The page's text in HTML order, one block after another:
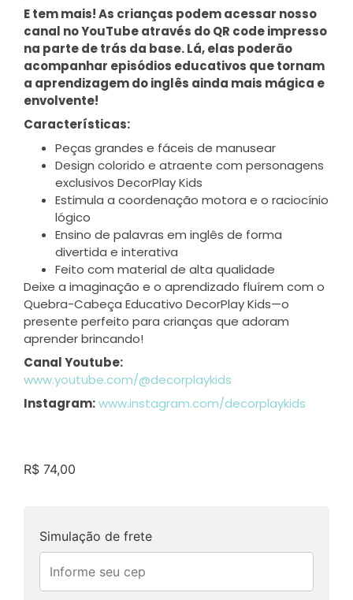
E tem mais! As crianças podem acessar nosso
canal no YouTube através do QR code impresso
na parte de trás da base. Lá, elas poderão
acompanhar episódios educativos que tornam
a aprendizagem do inglês ainda mais mágica e
envolvente!
Características:
Peças grandes e fáceis de manusear
Design colorido e atraente com personagens
exclusivos DecorPlay Kids
Estimula a coordenação motora e o raciocínio
lógico
Ensino de palavras em inglês de forma
divertida e interativa
Feito com material de alta qualidade
Deixe a imaginação e o aprendizado fluírem com o
Quebra-Cabeça Educativo DecorPlay Kids—o
presente perfeito para crianças que adoram
aprender brincando!
Canal Youtube:
www.youtube.com/@decorplaykids
Instagram:www.instagram.com/decorplaykids
R$ 74,00
Simulação de frete